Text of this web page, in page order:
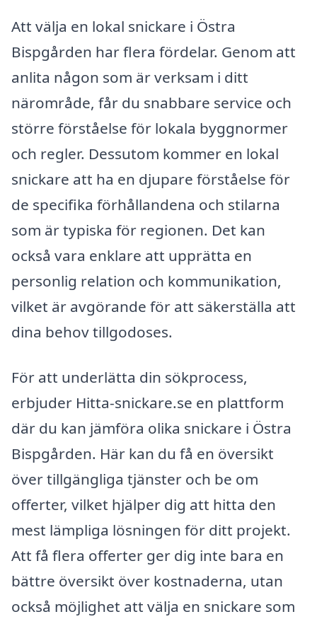
Att välja en lokal snickare i Östra
Bispgården har flera fördelar. Genom att
anlita någon som är verksam i ditt
närområde, får du snabbare service och
större förståelse för lokala byggnormer
och regler. Dessutom kommer en lokal
snickare att ha en djupare förståelse för
de specifika förhållandena och stilarna
som är typiska för regionen. Det kan
också vara enklare att upprätta en
personlig relation och kommunikation,
vilket är avgörande för att säkerställa att
dina behov tillgodoses.
För att underlätta din sökprocess,
erbjuder Hitta-snickare.se en plattform
där du kan jämföra olika snickare i Östra
Bispgården. Här kan du få en översikt
över tillgängliga tjänster och be om
offerter, vilket hjälper dig att hitta den
mest lämpliga lösningen för ditt projekt.
Att få flera offerter ger dig inte bara en
bättre översikt över kostnaderna, utan
också möjlighet att välja en snickare som